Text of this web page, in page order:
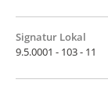
Signatur Lokal
9.5.0001 - 103 - 11